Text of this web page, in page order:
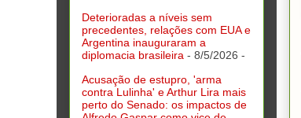
Deterioradas a níveis sem
precedentes, relações com EUA e
Argentina inauguraram a
diplomacia brasileira - 8/5/2026 -
Acusação de estupro, 'arma
contra Lulinha' e Arthur Lira mais
perto do Senado: os impactos de